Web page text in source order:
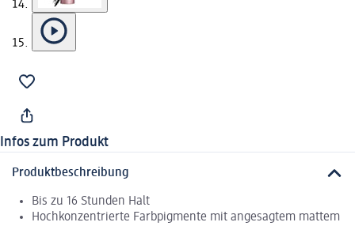
Infos zum Produkt
Produktbeschreibung
Bis zu 16 Stunden Halt
Hochkonzentrierte Farbpigmente mit angesagtem mattem